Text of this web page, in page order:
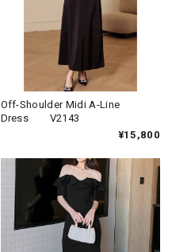
Off-Shoulder Midi A-Line
Dress V2143
¥15,800